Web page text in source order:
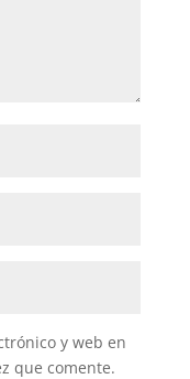
y web en
que comente.